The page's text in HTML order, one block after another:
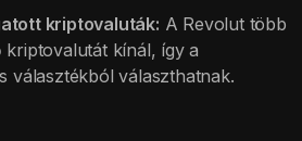
kriptovaluták: A Revolut több
kínál, így a
választékból választhatnak.